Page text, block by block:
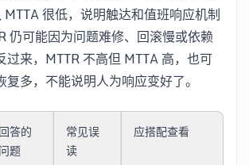
很低，说明触达和值班响应机制
仍可能因为问题难修、回滚慢或依赖
过来，MTTR 不高但 MTTA 高，也可
多，不能说明人为响应变好了。
回答的
问题
常见误
读
应搭配查看